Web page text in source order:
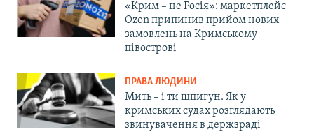
«Крим – не Росія»: маркетплейс
Ozon припинив прийом нових
замовлень на Кримському
півострові
ПРАВА ЛЮДИНИ
Мить – і ти шпигун. Як у
кримських судах розглядають
звинувачення в держзраді